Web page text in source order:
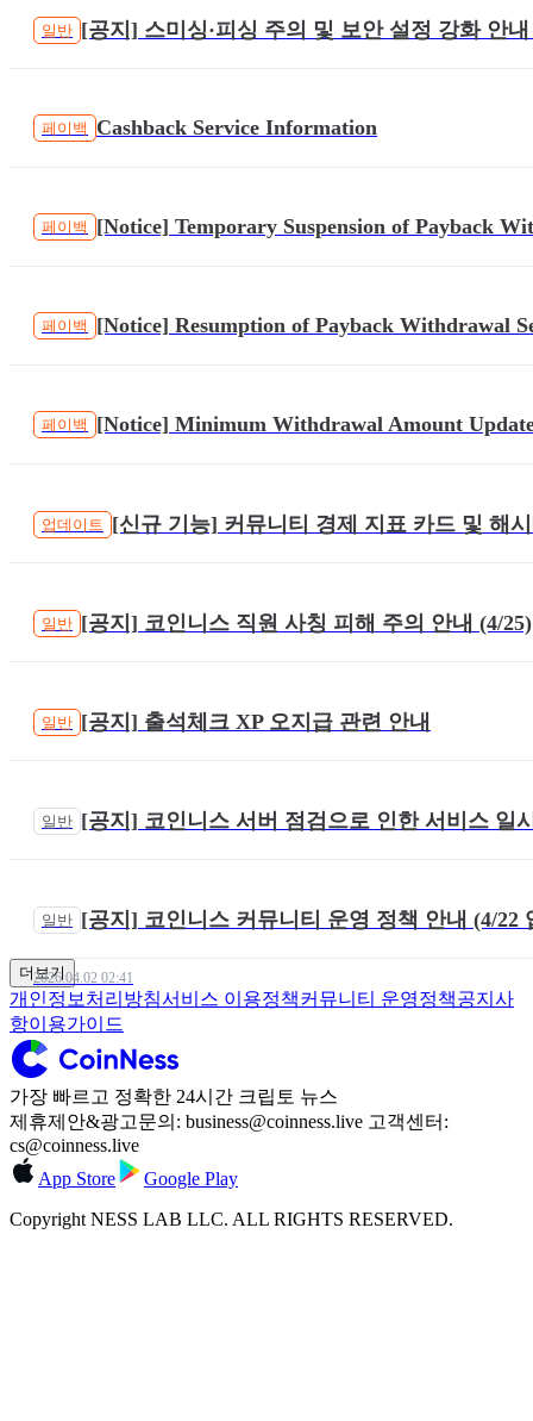
일반 [공지] 스미싱·피싱 주의 및 보안 설정 강화 안내
페이백 Cashback Service Information
페이백 [Notice] Temporary Suspension of Payback
페이백 [Notice] Resumption of Payback Withdrawal
페이백 [Notice] Minimum Withdrawal Amount
업데이트 [신규 기능] 커뮤니티 경제 지표 카드 및 해
일반 [공지] 코인니스 직원 사칭 피해 주의 안내 (4/25)
일반 [공지] 출석체크 XP 오지급 관련 안내
일반 [공지] 코인니스 서버 점검으로 인한 서비스 일
일반 [공지] 코인니스 커뮤니티 운영 정책 안내 (4/22
2026.04.02 02:41
더보기
개인정보처리방침서비스 이용정책커뮤니티 운영정책공지사
항이용가이드
가장 빠르고 정확한 24시간 크립토 뉴스
제휴제안&광고문의: business@coinness.live 고객센터:
cs@coinness.live
App Store
Google Play
Copyright NESS LAB LLC. ALL RIGHTS RESERVED.